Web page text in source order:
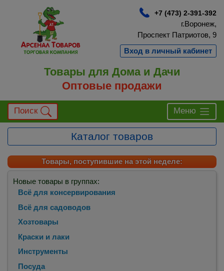
+7 (473) 2-391-392
г.Воронеж,
Проспект Патриотов, 9
Вход в личный кабинет
Товары для Дома и Дачи
Оптовые продажи
Поиск Меню
Каталог товаров
Товары, поступившие на этой неделе:
Новые товары в группах:
Всё для консервирования
Всё для садоводов
Хозтовары
Краски и лаки
Инструменты
Посуда